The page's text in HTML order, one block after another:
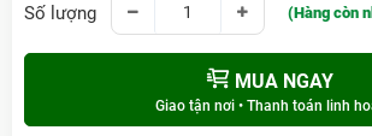
Số lượng (Hàng còn
MUA NGAY
Giao tận nơi • Thanh toán linh